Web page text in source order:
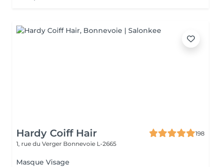
Hardy Coiff Hair
198
1, rue du Verger Bonnevoie L-2665
Masque Visage